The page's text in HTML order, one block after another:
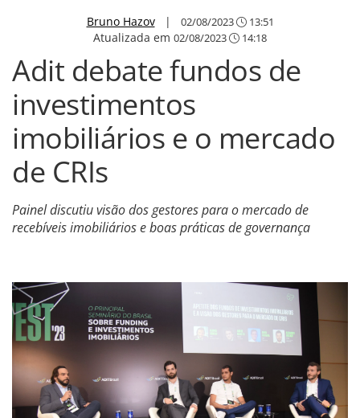
Bruno Hazov| 02/08/2023 13:51
Atualizada em 02/08/2023 14:18
Adit debate fundos de
investimentos
imobiliários e o mercado
de CRIs
Painel discutiu visão dos gestores para o mercado de
recebíveis imobiliários e boas práticas de governança